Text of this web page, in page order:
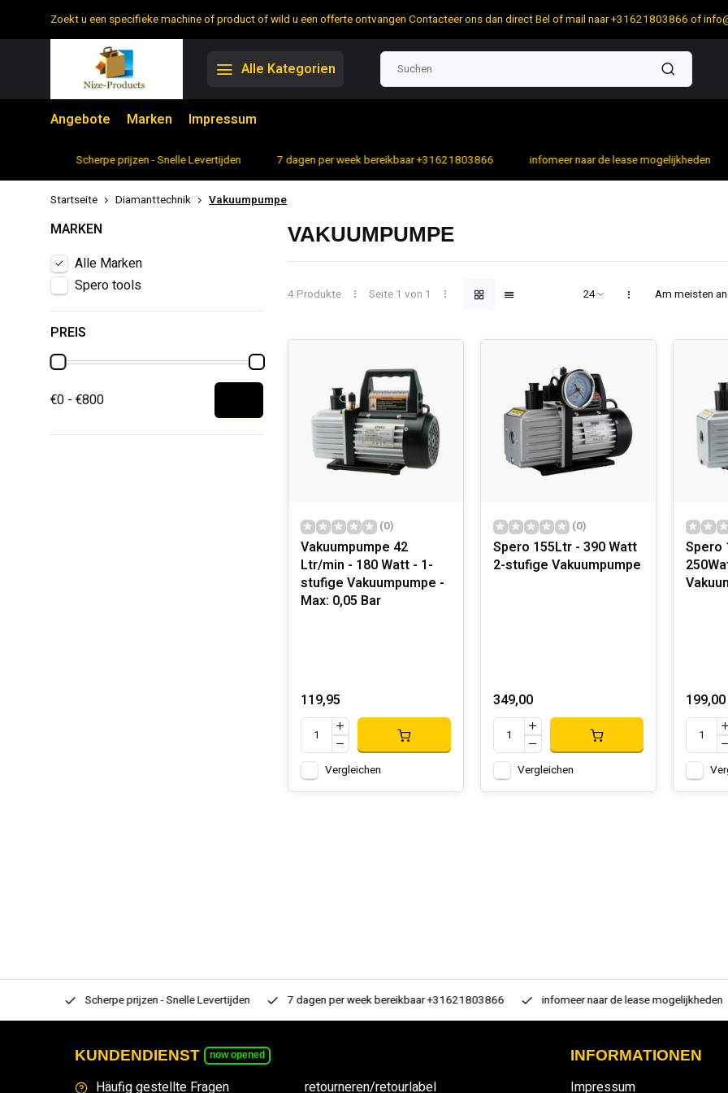
Zoekt u een specifieke machine of product of wild u een offerte ontvangen Contacteer ons dan direct Bel of mail naar +31621803866 of
Alle Kategorien
Angebote Marken Impressum
Scherpe prijzen - Snelle Levertijden 7 dagen per week bereikbaar +31621803866 infomeer naar de lease mogelijkheden
Startseite Diamanttechnik Vakuumpumpe
MARKEN
Alle Marken
Spero tools
PREIS
€0 - €800
VAKUUMPUMPE
4 Produkte Seite 1 von 1 Am meisten
(0)
Vakuumpumpe 42
Ltr/min - 180 Watt - 1-
stufige Vakuumpumpe -
Max: 0,05 Bar
119,95
Vergleichen
(0)
Spero 155Ltr - 390 Watt
2-stufige Vakuumpumpe
349,00
Vergleichen
Spero
199,00
Scherpe prijzen - Snelle Levertijden 7 dagen per week bereikbaar +31621803866 infomeer naar de lease mogelijkheden
KUNDENDIENST now opened
Häufig gestellte Fragen retourneren/retourlabel
INFORMATIONEN
Impressum